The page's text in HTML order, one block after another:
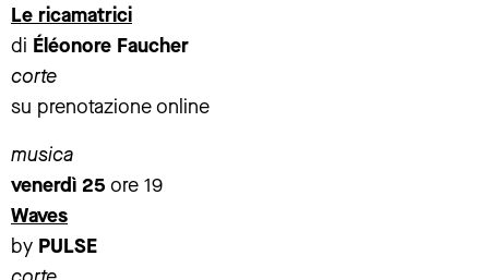
Le ricamatrici
di Éléonore Faucher
corte
su prenotazione online
musica
venerdì 25 ore 19
Waves
by PULSE